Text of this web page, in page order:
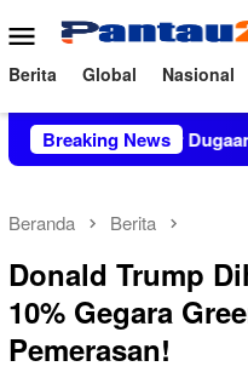
ke
konten
Menu
Mobile
Berita Global Nasional
Breaking News
Bongkar Dugaan ‘Uang
Beranda Berita
Donald Trump
10% Gegara
Pemerasan!